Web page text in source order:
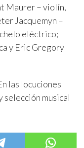
Maurer – violín,
Jacquemyn –
eléctrico;
y Eric Gregory
las locuciones
selección musical